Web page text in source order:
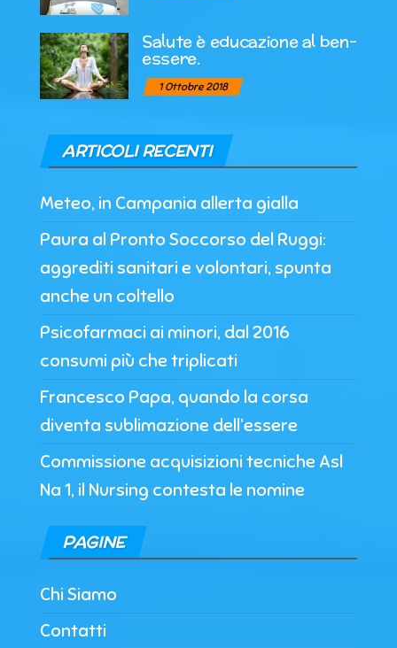
Salute è educazione al ben-
essere.
1 Ottobre 2018
ARTICOLI RECENTI
Meteo, in Campania allerta gialla
Paura al Pronto Soccorso del Ruggi:
aggrediti sanitari e volontari, spunta
anche un coltello
Psicofarmaci ai minori, dal 2016
consumi più che triplicati
Francesco Papa, quando la corsa
diventa sublimazione dell’essere
Commissione acquisizioni tecniche Asl
Na 1, il Nursing contesta le nomine
PAGINE
Chi Siamo
Contatti